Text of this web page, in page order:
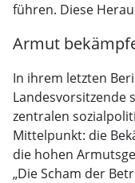
führen. Diese
Armut
In ihrem letzten
Landesvorsitzende
zentralen
Mittelpunkt: die
die hohen
„Die Scham der